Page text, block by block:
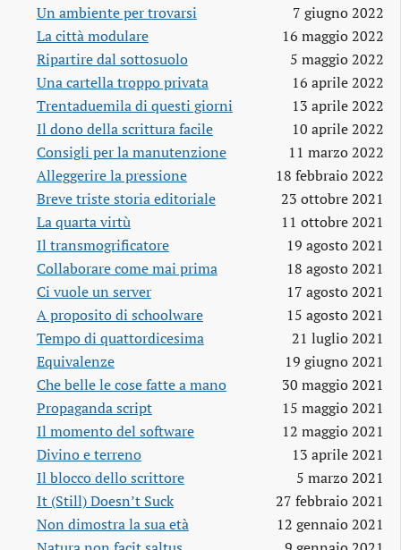
Un ambiente per trovarsi
7 giugno 2022
La città modulare
16 maggio 2022
Ripartire dal sottosuolo
5 maggio 2022
Una cartella troppo privata
16 aprile 2022
Trentaduemila di questi giorni
13 aprile 2022
Il dono della scrittura facile
10 aprile 2022
Consigli per la manutenzione
11 marzo 2022
Alleggerire la pressione
18 febbraio 2022
Breve triste storia editoriale
23 ottobre 2021
La quarta virtù
11 ottobre 2021
Il transmogrificatore
19 agosto 2021
Collaborare come mai prima
18 agosto 2021
Ci vuole un server
17 agosto 2021
A proposito di schoolware
15 agosto 2021
Tempo di quattordicesima
21 luglio 2021
Equivalenze
19 giugno 2021
Che belle le cose fatte a mano
30 maggio 2021
Propaganda script
15 maggio 2021
Il momento del software
12 maggio 2021
Divino e terreno
13 aprile 2021
Il blocco dello scrittore
5 marzo 2021
It (Still) Doesn’t Suck
27 febbraio 2021
Non dimostra la sua età
12 gennaio 2021